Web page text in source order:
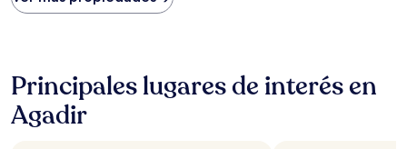
encontrado
24
horas,
con
base
Principales lugares de interés en
Agadir